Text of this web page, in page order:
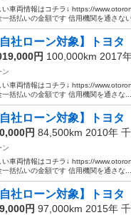
い車両情報はコチラ↓ https://
一括払いの金額です 信用機関を通さない
自社ローン対象】ト
円 100,000km 2017
ン
い車両情報はコチラ↓ https://
一括払いの金額です 信用機関を通さな...
自社ローン対象】ト
円 84,500km 2010年
ン
い車両情報はコチラ↓ https://
一括払いの金額です 信用機関を通さな...
自社ローン対象】ト
円 97,000km 2015年